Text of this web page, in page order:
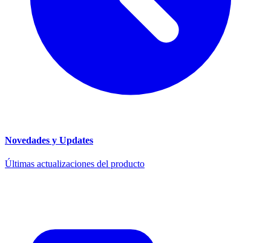
Novedades y Updates
Últimas actualizaciones del producto